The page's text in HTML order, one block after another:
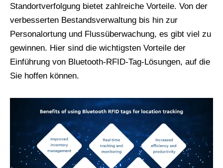
Standortverfolgung bietet zahlreiche Vorteile. Von der
verbesserten Bestandsverwaltung bis hin zur
Personalortung und Flussüberwachung, es gibt viel zu
gewinnen. Hier sind die wichtigsten Vorteile der
Einführung von Bluetooth-RFID-Tag-Lösungen, auf die
Sie hoffen können.